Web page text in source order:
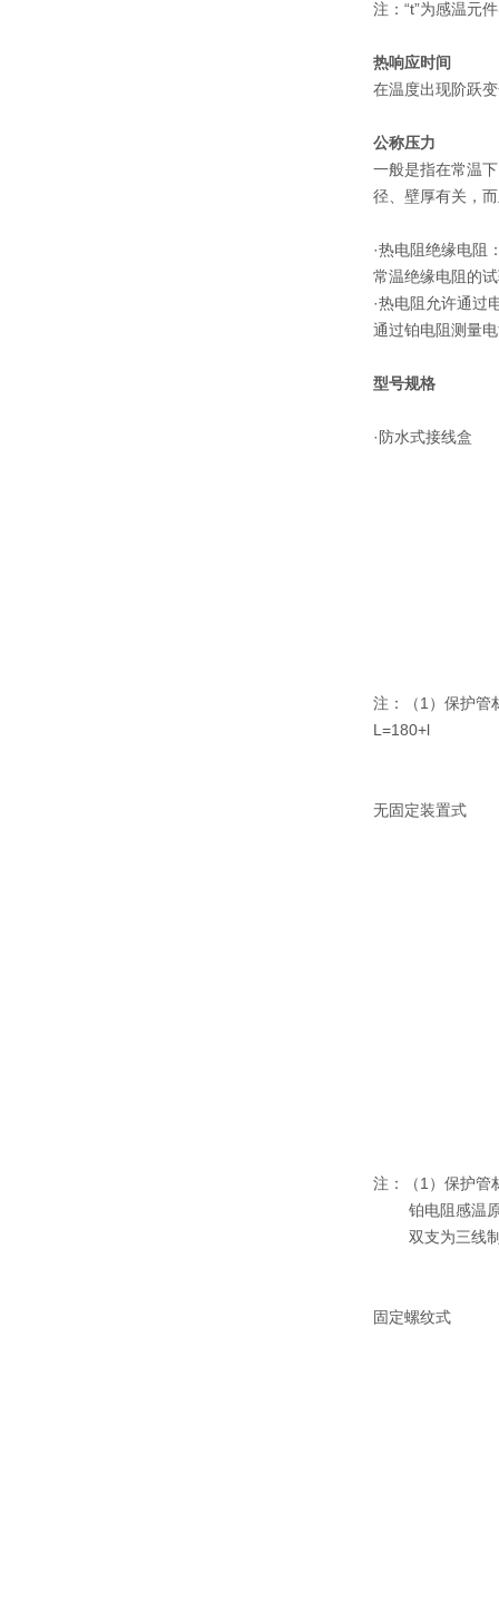
注：“t”为感温元
热响应时间
在温度出现阶跃
公称压力
一般是指在常温
径、壁厚有关，
·热电阻绝缘电阻
常温绝缘电阻的
·热电阻允许通过
通过铂电阻测量
型号规格
·防水式接线盒
注：（1）保护管
L=180+l
无固定装置式
注：（1）保护管
铂电阻感温原
双支为三线制
固定螺纹式